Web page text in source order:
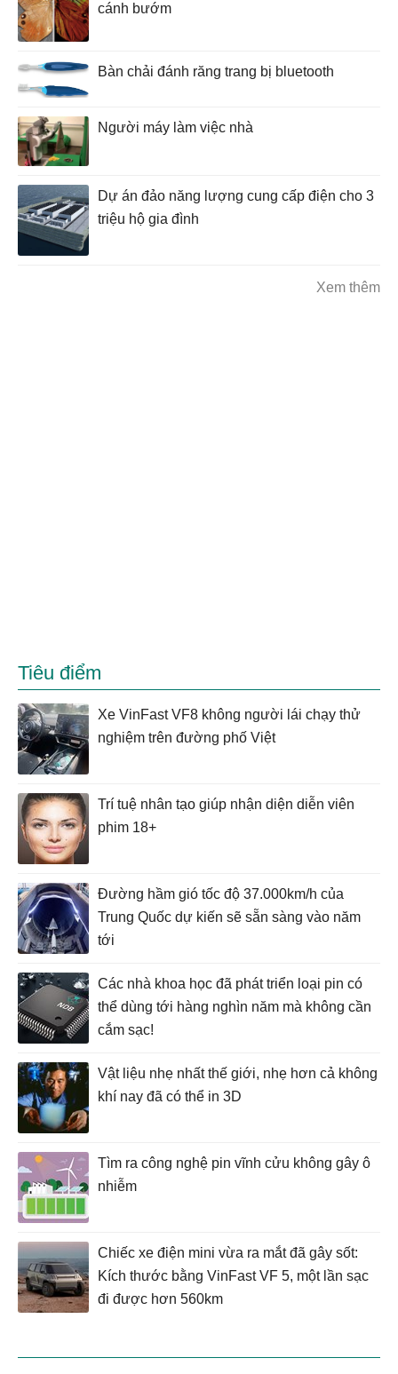
cánh bướm
Bàn chải đánh răng trang bị bluetooth
Người máy làm việc nhà
Dự án đảo năng lượng cung cấp điện cho 3
triệu hộ gia đình
Xem thêm
Tiêu điểm
Xe VinFast VF8 không người lái chạy thử
nghiệm trên đường phố Việt
Trí tuệ nhân tạo giúp nhận diện diễn viên
phim 18+
Đường hầm gió tốc độ 37.000km/h của
Trung Quốc dự kiến sẽ sẵn sàng vào năm
tới
Các nhà khoa học đã phát triển loại pin có
thể dùng tới hàng nghìn năm mà không cần
cắm sạc!
Vật liệu nhẹ nhất thế giới, nhẹ hơn cả không
khí nay đã có thể in 3D
Tìm ra công nghệ pin vĩnh cửu không gây ô
nhiễm
Chiếc xe điện mini vừa ra mắt đã gây sốt:
Kích thước bằng VinFast VF 5, một lần sạc
đi được hơn 560km